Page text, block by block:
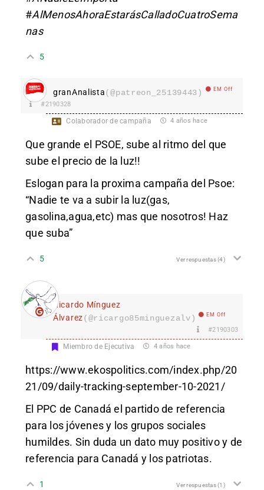
#AlMenosAhoraEstarásCalladoCuatroSema
nas
5
granAnalista(@patreon_25139443) EM Off
#2190328
Colaborador de campaña 4 años hace
Que grande el PSOE, sube al ritmo del que
sube el precio de la luz!!
Eslogan para la proxima campaña del Psoe:
“Nadie te va a subir la luz(gas,
gasolina,agua,etc) mas que nosotros! Haz
que suba”
5 Ver respuestas(4)
Ricardo Mínguez
Álvarez(@ricargo85minguezalv) EM Off
#2190303
Miembro de Ejecutiva 4 años hace
https://www.ekospolitics.com/index.php/20
21/09/daily-tracking-september-10-2021/
El PPC de Canadá el partido de referencia
para los jóvenes y los grupos sociales
humildes. Sin duda un dato muy positivo y de
referencia para Canadá y los patriotas.
1 Ver respuestas(1)